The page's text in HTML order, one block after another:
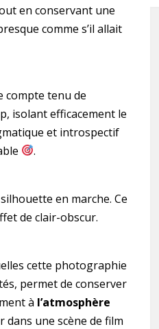
en conservant une
comme s’il allait
compte tenu de
isolant efficacement le
et introspectif
.
en marche. Ce
de clair-obscur.
cette photographie
permet de conserver
à l’atmosphère
dans une scène de film